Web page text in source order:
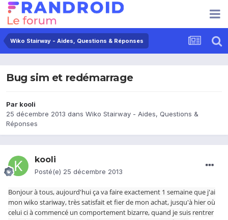
Wiko Stairway - Aides, Questions & Réponses
Bug sim et redémarrage
Par kooli
25 décembre 2013 dans Wiko Stairway - Aides, Questions &
Réponses
kooli
Posté(e) 25 décembre 2013
Bonjour à tous, aujourd'hui ça va faire exactement 1 semaine que j'ai
mon wiko stariway, très satisfait et fier de mon achat, jusqu'à hier où
celui ci à commencé un comportement bizarre, quand je suis rentrer